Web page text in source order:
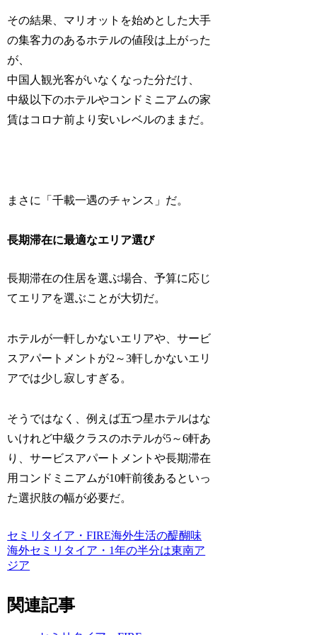
その結果、マリオットを始めとした大手
の集客力のあるホテルの値段は上がった
が、
中国人観光客がいなくなった分だけ、
中級以下のホテルやコンドミニアムの家
賃はコロナ前より安いレベルのままだ。
まさに「千載一遇のチャンス」だ。
長期滞在に最適なエリア選び
長期滞在の住居を選ぶ場合、予算に応じ
てエリアを選ぶことが大切だ。
ホテルが一軒しかないエリアや、サービ
スアパートメントが2～3軒しかないエリ
アでは少し寂しすぎる。
そうではなく、例えば五つ星ホテルはな
いけれど中級クラスのホテルが5～6軒あ
り、サービスアパートメントや長期滞在
用コンドミニアムが10軒前後あるといっ
た選択肢の幅が必要だ。
セミリタイア・FIRE海外生活の醍醐味
海外セミリタイア・1年の半分は東南ア
ジア
関連記事